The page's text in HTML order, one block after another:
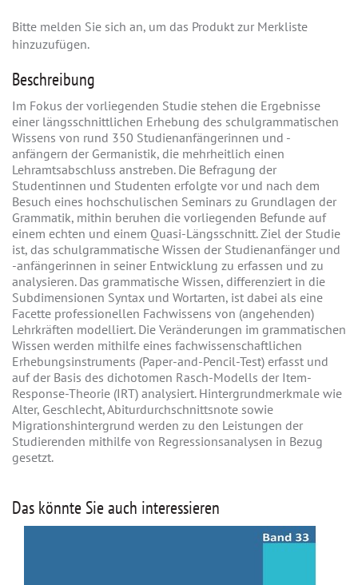
Bitte melden Sie sich an, um das Produkt zur Merkliste
hinzuzufügen.
Beschreibung
Im Fokus der vorliegenden Studie stehen die Ergebnisse
einer längsschnittlichen Erhebung des schulgrammatischen
Wissens von rund 350 Studienanfängerinnen und -
anfängern der Germanistik, die mehrheitlich einen
Lehramtsabschluss anstreben. Die Befragung der
Studentinnen und Studenten erfolgte vor und nach dem
Besuch eines hochschulischen Seminars zu Grundlagen der
Grammatik, mithin beruhen die vorliegenden Befunde auf
einem echten und einem Quasi-Längsschnitt. Ziel der Studie
ist, das schulgrammatische Wissen der Studienanfänger und
-anfängerinnen in seiner Entwicklung zu erfassen und zu
analysieren. Das grammatische Wissen, differenziert in die
Subdimensionen Syntax und Wortarten, ist dabei als eine
Facette professionellen Fachwissens von (angehenden)
Lehrkräften modelliert. Die Veränderungen im grammatischen
Wissen werden mithilfe eines fachwissenschaftlichen
Erhebungsinstruments (Paper-and-Pencil-Test) erfasst und
auf der Basis des dichotomen Rasch-Modells der Item-
Response-Theorie (IRT) analysiert. Hintergrundmerkmale wie
Alter, Geschlecht, Abiturdurchschnittsnote sowie
Migrationshintergrund werden zu den Leistungen der
Studierenden mithilfe von Regressionsanalysen in Bezug
gesetzt.
Das könnte Sie auch interessieren